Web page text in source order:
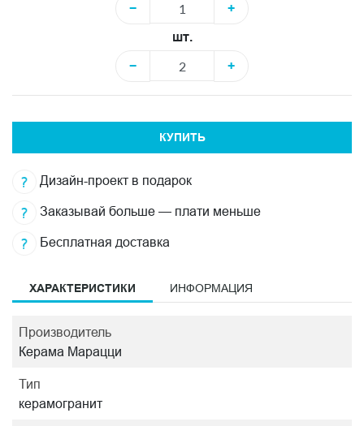
−
+
шт.
−
+
КУПИТЬ
Дизайн-проект в подарок
Заказывай больше — плати меньше
Бесплатная доставка
ХАРАКТЕРИСТИКИ ИНФОРМАЦИЯ
Производитель
Керама Марацци
Тип
керамогранит